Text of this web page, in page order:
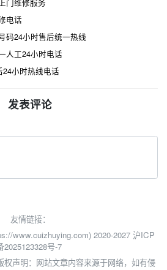
电话
码24小时售后统一热线
人工24小时电话
小时热线电话
发表评论
友情链接：
www.cuizhuying.com) 2020-2027 沪ICP
2025123328号-7
权声明：网站文章内容来源于网络，如有侵